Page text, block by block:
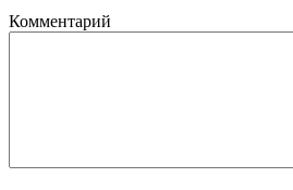
Комментарий